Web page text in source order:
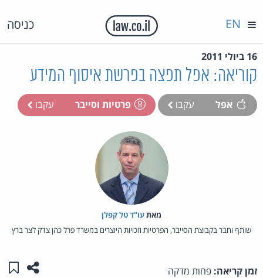
כניסה EN
16 ביולי 2011
קוריאה: אפל תפצה בפרשת איסוף המידע
אפל עקבו פרטיות וסייבר עקבו
מאת‏עו"ד טל קפלן
שותף וחבר בקבוצת הסייבר, הפרטיות וזכויות היוצרים במשרד פרל כהן צדק לצר ברץ
זמן קריאה: פחות מדקה שתפו